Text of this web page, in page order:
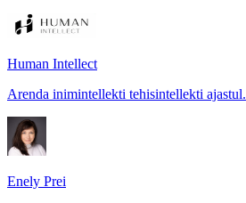
Human Intellect
Arenda inimintellekti tehisintellekti ajastul.
Enely Prei